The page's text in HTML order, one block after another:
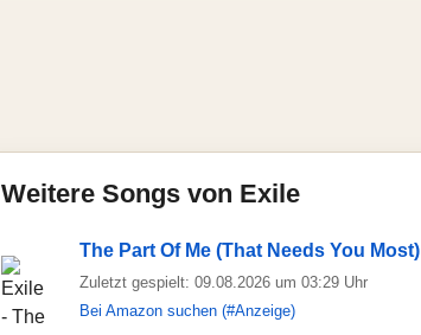
Weitere Songs von Exile
The Part Of Me (That Needs You Most)
Zuletzt gespielt: 09.08.2026 um 03:29 Uhr
Bei Amazon suchen (#Anzeige)